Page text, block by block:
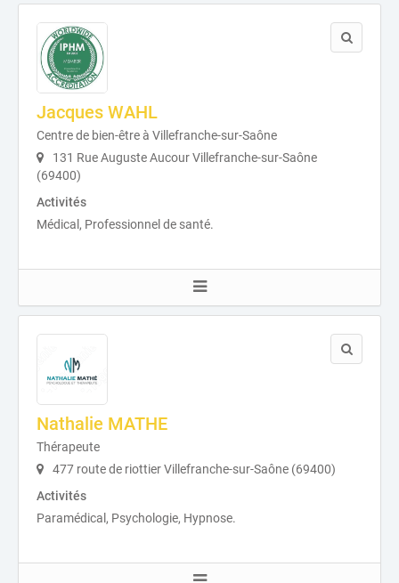
Jacques WAHL
Centre de bien-être à Villefranche-sur-Saône
131 Rue Auguste Aucour Villefranche-sur-Saône
(69400)
Activités
Médical, Professionnel de santé.
Nathalie MATHE
Thérapeute
477 route de riottier Villefranche-sur-Saône (69400)
Activités
Paramédical, Psychologie, Hypnose.